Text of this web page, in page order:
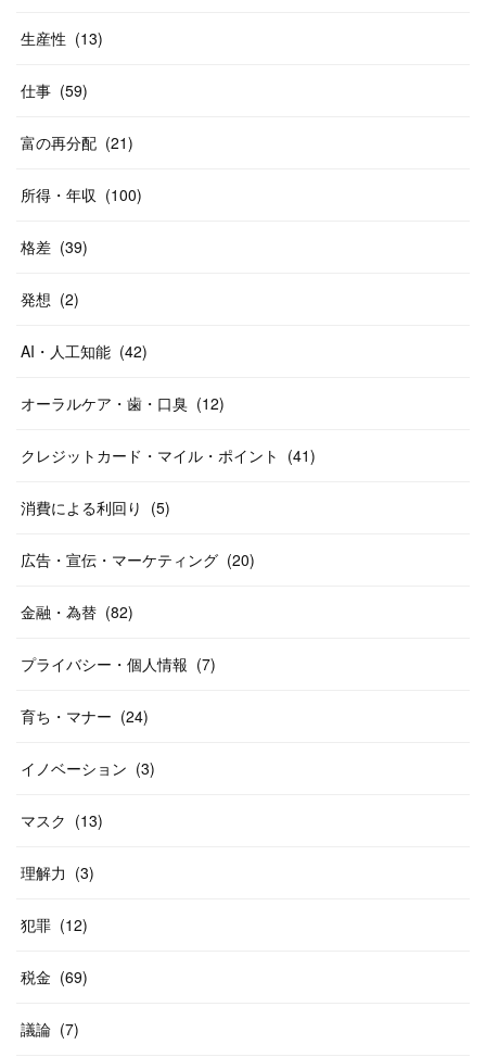
生産性 (13)
仕事 (59)
富の再分配 (21)
所得・年収 (100)
格差 (39)
発想 (2)
AI・人工知能 (42)
オーラルケア・歯・口臭 (12)
クレジットカード・マイル・ポイント (41)
消費による利回り (5)
広告・宣伝・マーケティング (20)
金融・為替 (82)
プライバシー・個人情報 (7)
育ち・マナー (24)
イノベーション (3)
マスク (13)
理解力 (3)
犯罪 (12)
税金 (69)
議論 (7)